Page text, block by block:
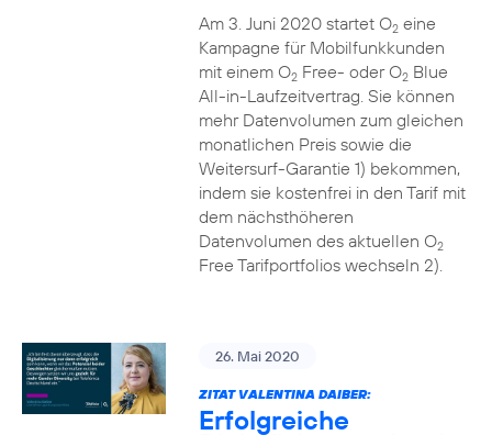
Am 3. Juni 2020 startet O2eine
Kampagne für Mobilfunkkunden
mit einem O2Free- oder O2Blue
All-in-Laufzeitvertrag. Sie können
mehr Datenvolumen zum gleichen
monatlichen Preis sowie die
Weitersurf-Garantie 1) bekommen,
indem sie kostenfrei in den Tarif mit
dem nächsthöheren
Datenvolumen des aktuellen O2
Free Tarifportfolios wechseln 2).
26. Mai 2020
ZITAT VALENTINA DAIBER:
Erfolgreiche